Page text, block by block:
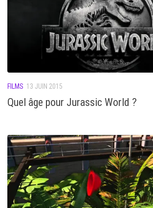
FILMS 13 JUIN 2015
Quel âge pour Jurassic World ?